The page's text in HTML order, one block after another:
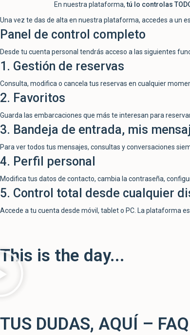
En nuestra plataforma,tú lo controlas
Una vez te das de alta en nuestra plataforma, accedes a un
Panel de control completo
Desde tu cuenta personal tendrás acceso a las siguientes
1. Gestión de reservas
Consulta, modifica o cancela tus reservas en cualquier
2. Favoritos
Guarda las embarcaciones que más te interesan para
3. Bandeja de entrada, mis
Para ver todos tus mensajes, consultas y conversaciones
4. Perfil personal
Modifica tus datos de contacto, cambia la contraseña,
5. Control total desde cualquier
Accede a tu cuenta desde móvil, tablet o PC. La plataforma
This is the day...
TUS DUDAS, AQUÍ – FAQ